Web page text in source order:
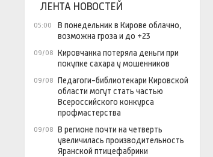
ЛЕНТА НОВОСТЕЙ
05:00
В понедельник в Кирове облачно,
возможна гроза и до +23
09/08 Кировчанка потеряла деньги при
покупке сахара у мошенников
09/08 Педагоги-библиотекари Кировской
области могут стать частью
Всероссийского конкурса
профмастерства
09/08 В регионе почти на четверть
увеличилась производительность
Яранской птицефабрики